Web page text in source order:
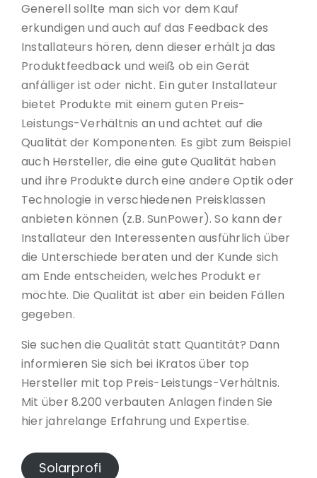
Generell sollte man sich vor dem Kauf
erkundigen und auch auf das Feedback des
Installateurs hören, denn dieser erhält ja das
Produktfeedback und weiß ob ein Gerät
anfälliger ist oder nicht. Ein guter Installateur
bietet Produkte mit einem guten Preis-
Leistungs-Verhältnis an und achtet auf die
Qualität der Komponenten. Es gibt zum Beispiel
auch Hersteller, die eine gute Qualität haben
und ihre Produkte durch eine andere Optik oder
Technologie in verschiedenen Preisklassen
anbieten können (z.B. SunPower). So kann der
Installateur den Interessenten ausführlich über
die Unterschiede beraten und der Kunde sich
am Ende entscheiden, welches Produkt er
möchte. Die Qualität ist aber ein beiden Fällen
gegeben.
Sie suchen die Qualität statt Quantität? Dann
informieren Sie sich bei iKratos über top
Hersteller mit top Preis-Leistungs-Verhältnis.
Mit über 8.200 verbauten Anlagen finden Sie
hier jahrelange Erfahrung und Expertise.
Solarprofi